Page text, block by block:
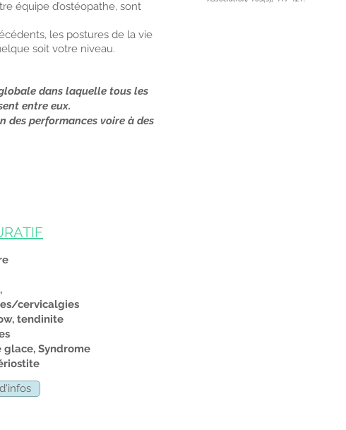
équipe d’ostéopathe, sont
les postures de la vie
soit votre niveau.
dans laquelle tous les
entre eux.
des performances voire à des
cervicalgies
tendinite
glace, Syndrome